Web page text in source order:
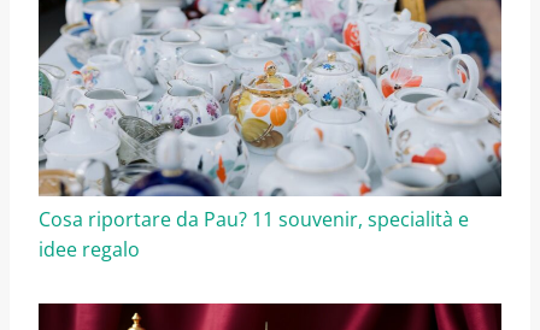
Cosa riportare da Pau? 11 souvenir, specialità e
idee regalo